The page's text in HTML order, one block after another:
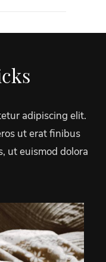
adipiscing elit.
ut erat finibus
ut euismod dolora